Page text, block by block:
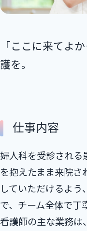
「ここに来てよ
護を。
仕事内容
婦人科を受診される
を抱えたまま来院さ
していただけるよ
で、チーム全体で丁
看護師の主な業務は